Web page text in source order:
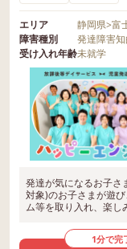
エリア 静岡県>富
障害種別
発達障害
受け入れ年齢未就学
発達が気になるお子さ
対象)のお子さまが遊
ム等を取り入れ、楽し
1分で完